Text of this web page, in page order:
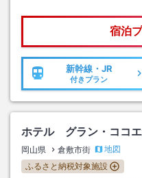
宿泊
新幹線・JR
付きプラン
ホテル グラン・ココ
岡山県 倉敷市街
地図
ふるさと納税対象施設